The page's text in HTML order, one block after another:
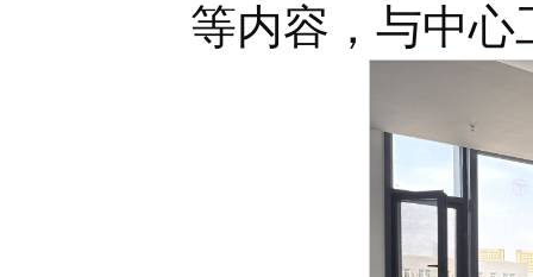
等内容，与中